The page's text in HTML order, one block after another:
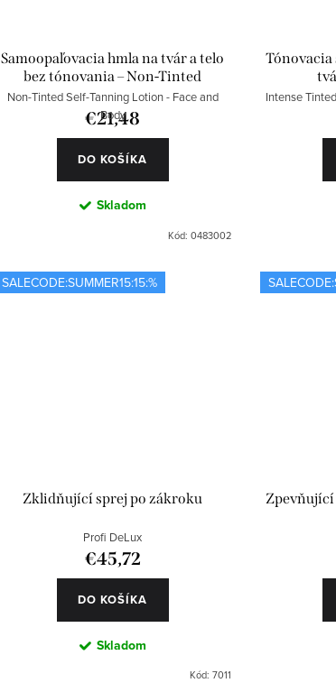
Samoopaľovacia hmla na tvár a telo
bez tónovania – Non-Tinted
Non-Tinted Self-Tanning Lotion - Face and
Body
€21,48
DO KOŠÍKA
Skladom
Kód: 0483002
Tónovacia
Intense
SALECODE:SUMMER15:15:%
Zklidňující sprej po zákroku
Profi DeLux
€45,72
DO KOŠÍKA
Skladom
Kód: 7011
Zpevňující